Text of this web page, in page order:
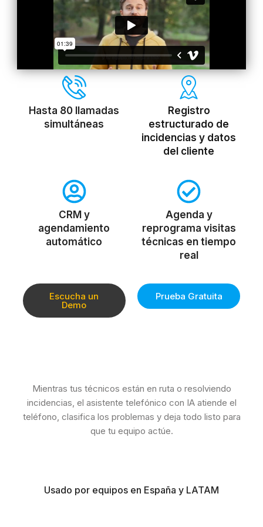
Hasta 80 llamadas
simultáneas
Registro
estructurado de
incidencias y datos
del cliente
CRM y
agendamiento
automático
Agenda y
reprograma visitas
técnicas en tiempo
real
Escucha un
Demo
Prueba Gratuita
Mientras tus técnicos están en ruta o resolviendo
incidencias, el asistente telefónico con IA atiende el
teléfono, clasifica los problemas y deja todo listo para
que tu equipo actúe.
Usado por equipos en España y LATAM